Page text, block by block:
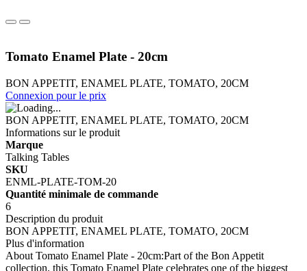
Tomato Enamel Plate - 20cm
BON APPETIT, ENAMEL PLATE, TOMATO, 20CM
Connexion pour le prix
BON APPETIT, ENAMEL PLATE, TOMATO, 20CM
Informations sur le produit
Marque
Talking Tables
SKU
ENML-PLATE-TOM-20
Quantité minimale de commande
6
Description du produit
BON APPETIT, ENAMEL PLATE, TOMATO, 20CM
Plus d'information
About Tomato Enamel Plate - 20cm:Part of the Bon Appetit
collection, this Tomato Enamel Plate celebrates one of the biggest